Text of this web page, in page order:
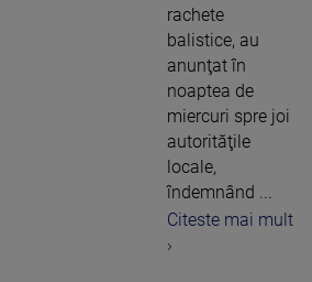
rachete
balistice, au
anunţat în
noaptea de
miercuri spre joi
autorităţile
locale,
îndemnând ...
Citeste mai mult
›